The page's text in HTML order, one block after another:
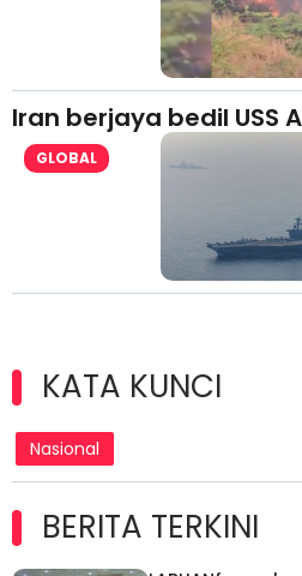
Iran berjaya bedil USS
GLOBAL
KATA KUNCI
Nasional
BERITA TERKINI